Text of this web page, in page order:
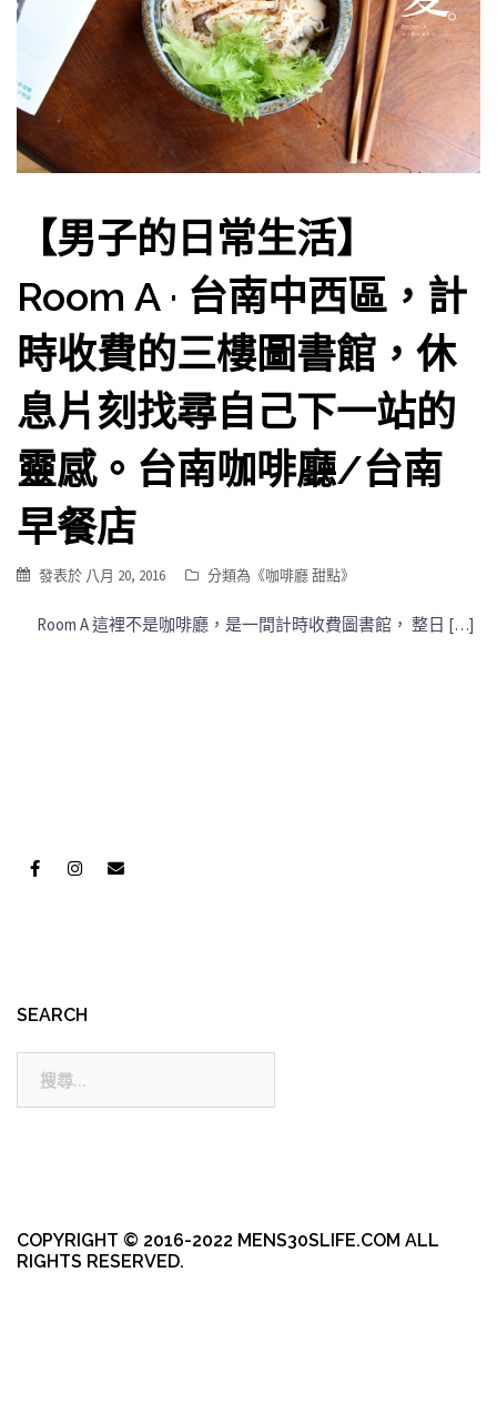
【男子的日常生活】
Room A · 台南中西區，計
時收費的三樓圖書館，休
息片刻找尋自己下一站的
靈感。台南咖啡廳/台南
早餐店
發表於 八月 20, 2016 分類為《咖啡廳 甜點》
Room A 這裡不是咖啡廳，是一間計時收費圖書館， 整日 […]
SEARCH
COPYRIGHT © 2016-2022 MENS30SLIFE.COM ALL
RIGHTS RESERVED.